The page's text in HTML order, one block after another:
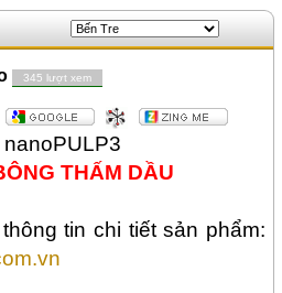
345 lượt xem
THẤM DẦU
tin chi tiết sản phẩm: